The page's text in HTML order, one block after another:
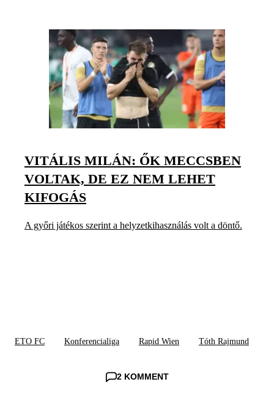
VITÁLIS MILÁN: ŐK MECCSBEN
VOLTAK, DE EZ NEM LEHET
KIFOGÁS
A győri játékos szerint a helyzetkihasználás volt a döntő.
ETO FC Konferencialiga Rapid Wien Tóth Rajmund
2 KOMMENT